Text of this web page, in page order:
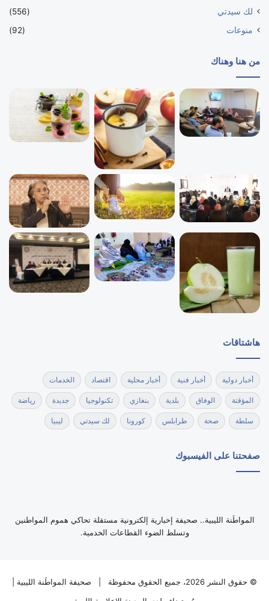
لك سيدتي
(556)
منوعات
(92)
من هنا وهناك
هاشتاقات
أخبار دولية أخبار فنية أخبار محلية اقتصاد الخدمات
المؤقتة الوفاق بلدية بنغازي تكنولوجيا جديدة رياضة
سلطة صحة طرابلس كورونا لك سيدتي ليبيا
صفحتنا على الفيسبوك
‏المواطَنة الليبية.. صحيفة إخبارية إلكترونية مستقلة تحاكي هموم المواطنين
وتسلط الضوء القطاعات الخدمية.
© حقوق النشر 2026، جميع الحقوق محفوظة | صحيفة المواطَنة الليبية